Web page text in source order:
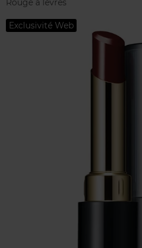
Exclusivité Web